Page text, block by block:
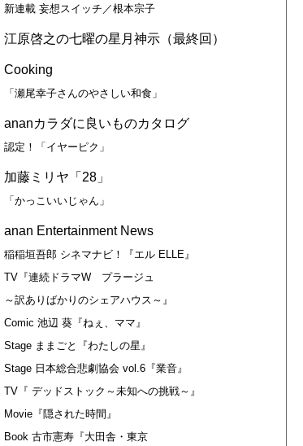
新連載 妄想スイッチ／根本宗子
江原啓之の七曜の星月神示（最終回）
Cooking
「瀬尾幸子さんのやさしい和食」
ananカラダに良いものカタログ
認定！「イヤーピク」
加藤ミリヤ「28」
「かっこいいじゃん」
anan Entertainment News
稲稲垣吾郎 シネマナビ！『エル ELLE』
TV『連続ドラマW プラージュ
～訳ありばかりのシェアハウス～』
Comic 池辺 葵『ねぇ、ママ』
Stage ままごと『わたしの星』
Stage 日本総合悲劇協会 vol.6『業音』
TV『 デッドストック～未知への挑戦～』
Movie『隠された時間』
Book 古市憲寿『大田舎・東京